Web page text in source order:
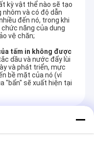
kỳ vật thể nào sẽ tạo
và có độ dẫn
đến nó, trong khi
năng của dung
vệ chăn;
tấm in không được
dầu và nước đẩy lùi
và phát triển, mực
bề mặt của nó (ví
"bẩn" sẽ xuất hiện tại